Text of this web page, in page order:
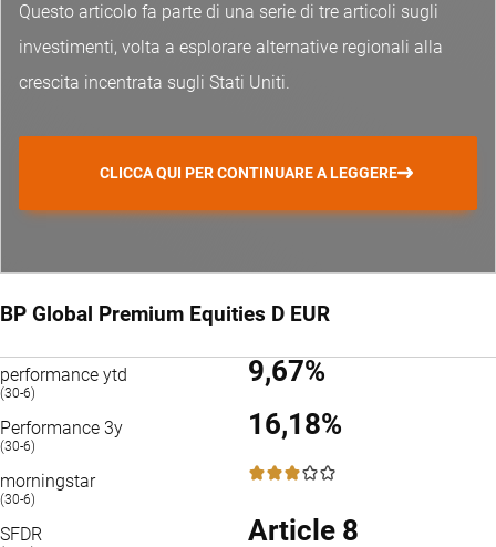
Questo articolo fa parte di una serie di tre articoli sugli
investimenti, volta a esplorare alternative regionali alla
crescita incentrata sugli Stati Uniti.
CLICCA QUI PER CONTINUARE A LEGGERE
BP Global Premium Equities D EUR
performance ytd
(30-6)
9,67%
Performance 3y
(30-6)
16,18%
morningstar
(30-6)
3 / 5
SFDR Article 8